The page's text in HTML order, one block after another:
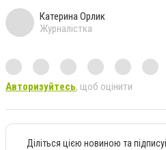
Катерина Орлик
Журналістка
Авторизуйтесь, щоб оцінити
Діліться цією новиною та